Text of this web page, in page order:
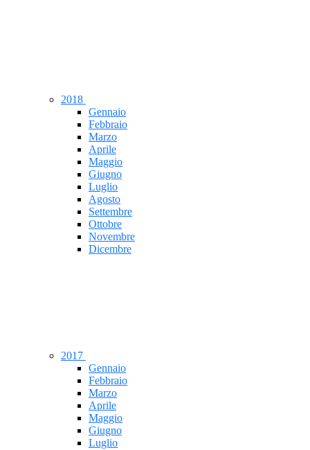
2018
Gennaio
Febbraio
Marzo
Aprile
Maggio
Giugno
Luglio
Agosto
Settembre
Ottobre
Novembre
Dicembre
2017
Gennaio
Febbraio
Marzo
Aprile
Maggio
Giugno
Luglio